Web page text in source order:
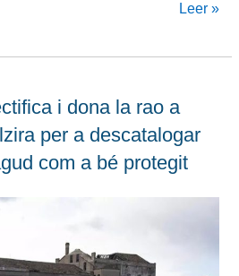
Leer »
i dona la rao a
per a descatalogar
com a bé protegit